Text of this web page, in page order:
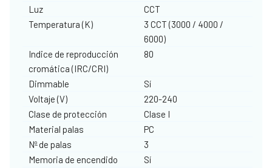
Luz
CCT
Temperatura (K)
3 CCT (3000 / 4000 /
6000)
Indice de reproducción
cromática (IRC/CRI)
80
Dimmable
Sí
Voltaje (V)
220-240
Clase de protección
Clase I
Material palas
PC
Nº de palas
3
Memoria de encendido
Sí